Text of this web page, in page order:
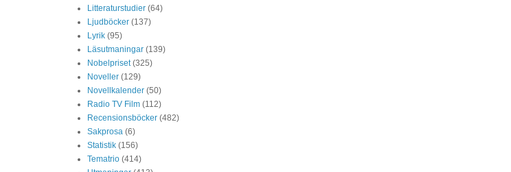
Litteraturstudier (64)
Ljudböcker (137)
Lyrik (95)
Läsutmaningar (139)
Nobelpriset (325)
Noveller (129)
Novellkalender (50)
Radio TV Film (112)
Recensionsböcker (482)
Sakprosa (6)
Statistik (156)
Tematrio (414)